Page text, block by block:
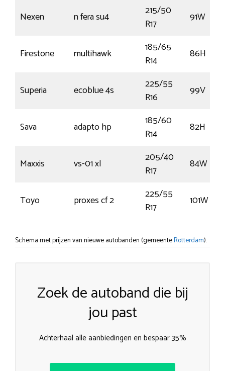
Nexen n fera su4
215/50
R17
91W
Firestone multihawk
185/65
R14
86H
Superia ecoblue 4s
225/55
R16
99V
Sava adapto hp
185/60
R14
82H
Maxxis vs-01 xl
205/40
R17
84W
Toyo proxes cf 2
225/55
R17
101W
Schema met prijzen van nieuwe autobanden (gemeenteRotterdam).
Zoek de autoband die bij
jou past
Achterhaal alle aanbiedingen en bespaar 35%